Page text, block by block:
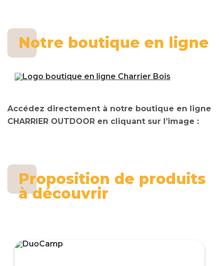
Notre boutique en ligne
Accédez directement à notre boutique en ligne
CHARRIER OUTDOOR en cliquant sur l’image :
Proposition de produits
à découvrir